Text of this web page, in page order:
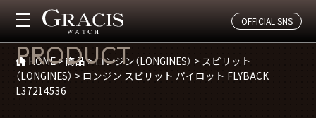
OFFICIAL SNS
商品紹介
PRODUCT
HOME>商品>ロンジン（LONGINES） > スピリット
（LONGINES） > ロンジン スピリット パイロット FLYBACK
L37214536